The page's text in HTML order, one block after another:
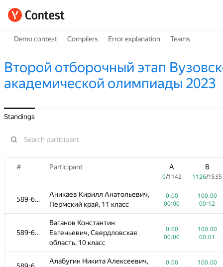
Demo contest Compilers Error explanation Teams
Второй отборочный этап
академической олимпиады 2023
Standings
# Participant A
0/1142
B
1126/1535
589-614
Аникаев Кирилл Анатольевич,
Пермский край, 11 класс
0.00
00:00
100.00
00:12
589-614
Ваганов Константин
Евгеньевич, Свердловская
область, 10 класс
0.00
00:00
100.00
00:01
Алабугин Никита Алексеевич,
0.00
100.00